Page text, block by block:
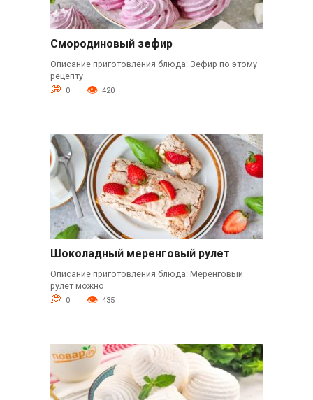
Смородиновый зефир
Описание приготовления блюда: Зефир по этому
рецепту
0 420
Шоколадный меренговый рулет
Описание приготовления блюда: Меренговый
рулет можно
0 435